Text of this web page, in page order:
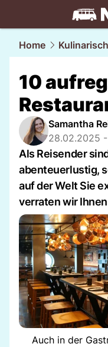
travel.
Home
10
Samantha
28.02.2025
Als Reisender
abenteuerlustig,
auf der Welt Sie
verraten wir
Auch in der